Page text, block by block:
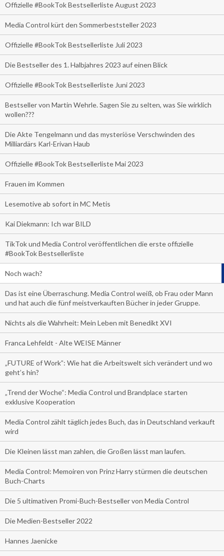
Offizielle #BookTok Bestsellerliste August 2023
Media Control kürt den Sommerbeststeller 2023
Offizielle #BookTok Bestsellerliste Juli 2023
Die Bestseller des 1. Halbjahres 2023 auf einen Blick
Offizielle #BookTok Bestsellerliste Juni 2023
Bestseller von Martin Wehrle. Sagen Sie zu selten, was Sie wirklich
wollen???
Die Akte Tengelmann und das mysteriöse Verschwinden des
Milliardärs Karl-Erivan Haub
Offizielle #BookTok Bestsellerliste Mai 2023
Frauen im Kommen
Lesemotive ab sofort in MC Metis
Kai Diekmann: Ich war BILD
TikTok und Media Control veröffentlichen die erste offizielle
#BookTok Bestsellerliste
Noch wach?
Das ist eine Überraschung. Media Control weiß, ob Frau oder Mann
und hat auch die fünf meistverkauften Bücher in jeder Gruppe.
Nichts als die Wahrheit: Mein Leben mit Benedikt XVI
Franca Lehfeldt - Alte WEISE Männer
„FUTURE of Work”: Wie hat die Arbeitswelt sich verändert und wo
geht’s hin?
„Trend der Woche“: Media Control und Brandplace starten
exklusive Kooperation
Media Control zählt täglich jedes Buch, das in Deutschland verkauft
wird
Die Kleinen lässt man zahlen, die Großen lässt man laufen.
Media Control: Memoiren von Prinz Harry stürmen die deutschen
Buch-Charts
Die 5 ultimativen Promi-Buch-Bestseller von Media Control
Die Medien-Bestseller 2022
Hannes Jaenicke